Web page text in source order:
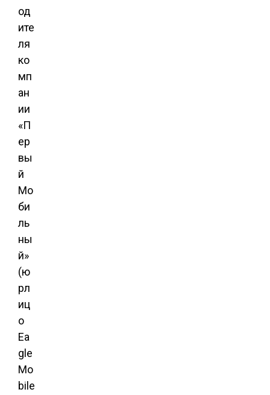
од
ите
ля
ко
мп
ан
ии
«П
ер
вы
й
Мо
би
ль
ны
й»
(ю
рл
иц
о
Ea
gle
Mo
bile